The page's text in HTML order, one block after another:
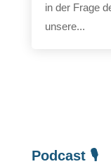
in der Frage
unsere...
Podcast 🎙️